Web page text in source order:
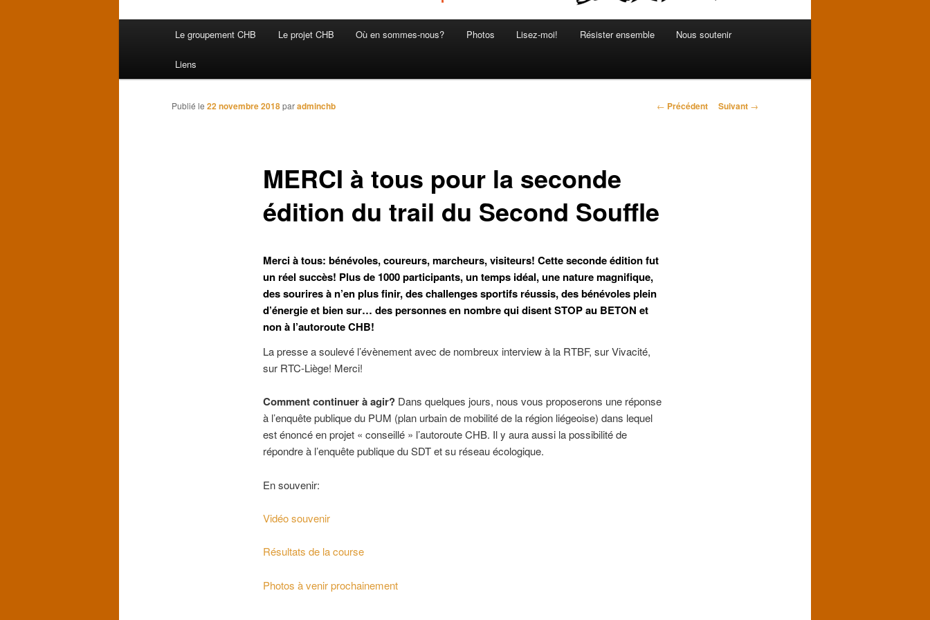
Le groupement CHB Le projet CHB Où en sommes-nous? Photos Lisez-moi! Résister ensemble Nous soutenir
Liens
Navigation
← Précédent Suivant →
MERCI à tous pour la seconde
édition du trail du Second Souffle
Publié le 22 novembre 2018paradminchb
Merci à tous: bénévoles, coureurs, marcheurs, visiteurs! Cette seconde édition fut
un réel succès! Plus de 1000 participants, un temps idéal, une nature magnifique,
des sourires à n’en plus finir, des challenges sportifs réussis, des bénévoles plein
d’énergie et bien sur… des personnes en nombre qui disent STOP au BETON et
non à l’autoroute CHB!
La presse a soulevé l’évènement avec de nombreux interview à la RTBF, sur Vivacité,
sur RTC-Liège! Merci!
Comment continuer à agir?Dans quelques jours, nous vous proposerons une réponse
à l’enquête publique du PUM (plan urbain de mobilité de la région liégeoise) dans lequel
est énoncé en projet « conseillé » l’autoroute CHB. Il y aura aussi la possibilité de
répondre à l’enquête publique du SDT et su réseau écologique.
En souvenir:
Vidéo souvenir
Résultats de la course
Photos à venir prochainement